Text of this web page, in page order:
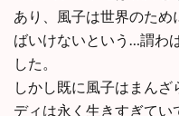
あり、風子は世界のため
ばいけないという…謂わ
した。
しかし既に風子はまん
ディは永く生きすぎて